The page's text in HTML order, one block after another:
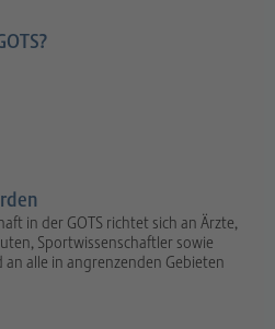
in der GOTS richtet sich an Ärzte,
Sportwissenschaftler sowie
alle in angrenzenden Gebieten